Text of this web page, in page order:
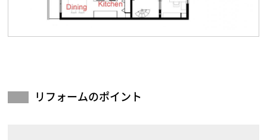
リフォームのポイント